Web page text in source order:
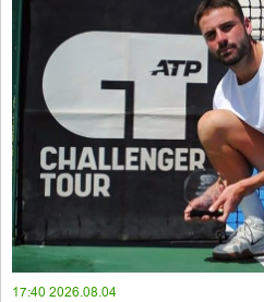
17:40 2026.08.04